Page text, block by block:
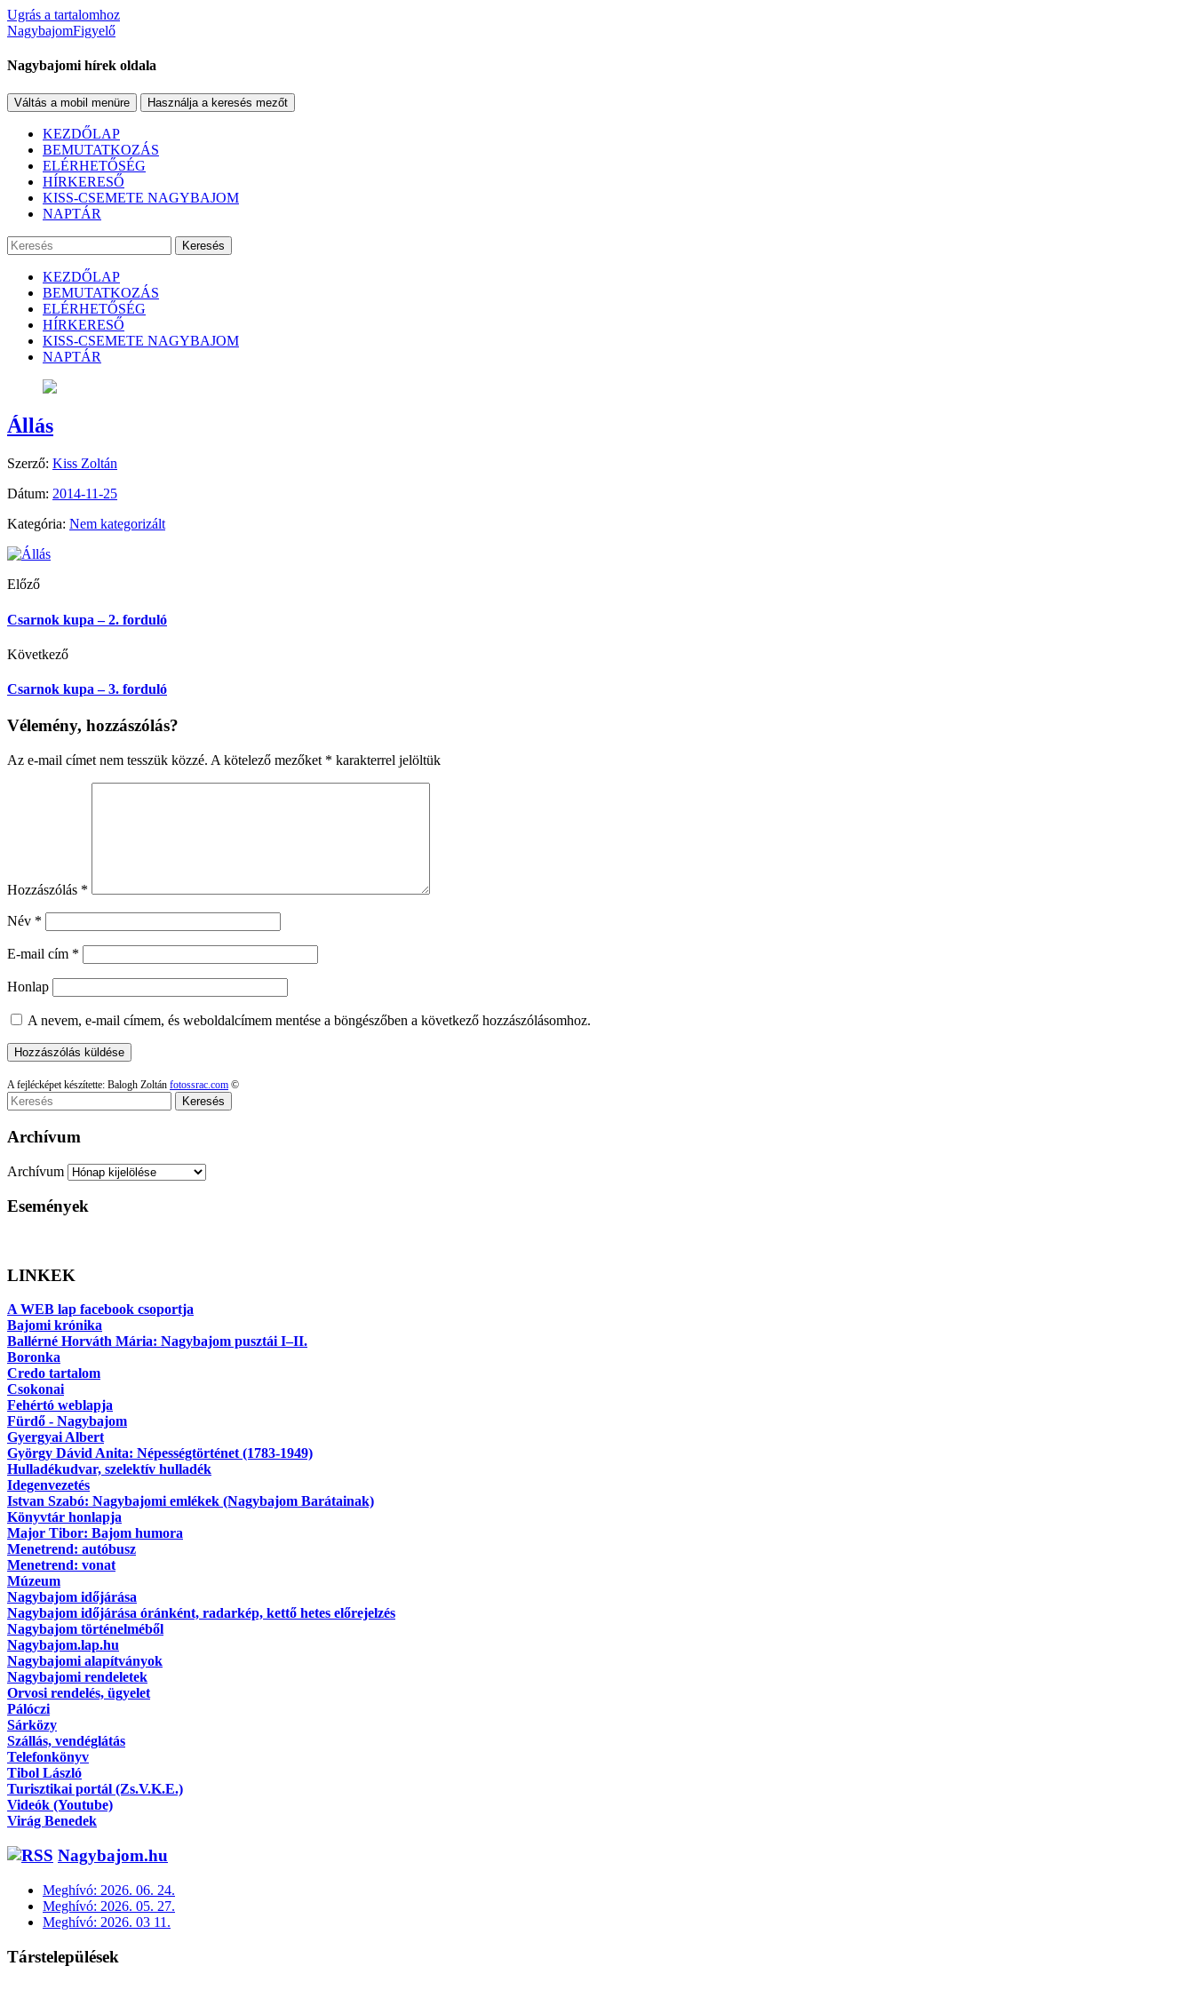
Ugrás a tartalomhoz
NagybajomFigyelő
Nagybajomi hírek oldala
Váltás a mobil menüre Használja a keresés mezőt
KEZDŐLAP
BEMUTATKOZÁS
ELÉRHETŐSÉG
HÍRKERESŐ
KISS-CSEMETE NAGYBAJOM
NAPTÁR
Keresés
KEZDŐLAP
BEMUTATKOZÁS
ELÉRHETŐSÉG
HÍRKERESŐ
KISS-CSEMETE NAGYBAJOM
NAPTÁR
Állás
Szerző: Kiss Zoltán
Dátum: 2014-11-25
Kategória: Nem kategorizált
Előző
Csarnok kupa – 2. forduló
Következő
Csarnok kupa – 3. forduló
Vélemény, hozzászólás?
Az e-mail címet nem tesszük közzé. A kötelező mezőket * karakterrel jelöltük
Hozzászólás *
Név *
E-mail cím *
Honlap
A nevem, e-mail címem, és weboldalcímem mentése a böngészőben a következő hozzászólásomhoz.
A fejlécképet készítette: Balogh Zoltán fotossrac.com ©
Keresés
Archívum
Archívum
Események
LINKEK
A WEB lap facebook csoportja
Bajomi krónika
Ballérné Horváth Mária: Nagybajom pusztái I–II.
Boronka
Credo tartalom
Csokonai
Fehértó weblapja
Fürdő - Nagybajom
Gyergyai Albert
György Dávid Anita: Népességtörténet (1783-1949)
Hulladékudvar, szelektív hulladék
Idegenvezetés
Istvan Szabó: Nagybajomi emlékek (Nagybajom Barátainak)
Könyvtár honlapja
Major Tibor: Bajom humora
Menetrend: autóbusz
Menetrend: vonat
Múzeum
Nagybajom időjárása
Nagybajom időjárása óránként, radarkép, kettő hetes előrejelzés
Nagybajom történelméből
Nagybajom.lap.hu
Nagybajomi alapítványok
Nagybajomi rendeletek
Orvosi rendelés, ügyelet
Pálóczi
Sárközy
Szállás, vendéglátás
Telefonkönyv
Tibol László
Turisztikai portál (Zs.V.K.E.)
Videók (Youtube)
Virág Benedek
Nagybajom.hu
Meghívó: 2026. 06. 24.
Meghívó: 2026. 05. 27.
Meghívó: 2026. 03 11.
Társtelepülések